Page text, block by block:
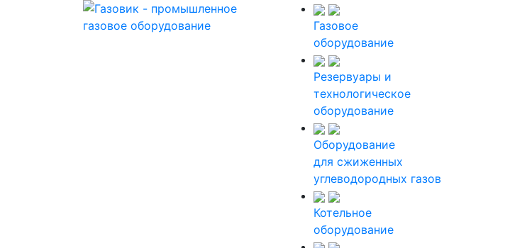
Газовое
оборудование
Резервуары и
технологическое
оборудование
Оборудование
для сжиженных
углеводородных газов
Котельное
оборудование